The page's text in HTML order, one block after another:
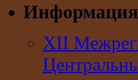
Информация
XII